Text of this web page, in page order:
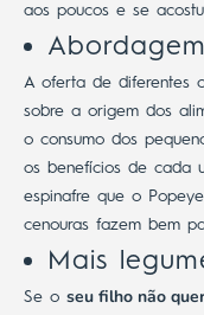
aos poucos e se
A oferta de diferentes
sobre a origem dos
o consumo dos
os benefícios de cada
espinafre que o
cenouras fazem bem
Mais
Se o seu filho não